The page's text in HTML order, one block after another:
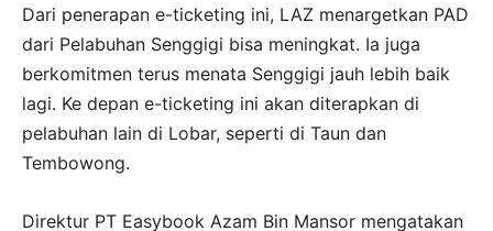
Dari penerapan e-ticketing ini, LAZ menargetkan PAD
dari Pelabuhan Senggigi bisa meningkat. Ia juga
berkomitmen terus menata Senggigi jauh lebih baik
lagi. Ke depan e-ticketing ini akan diterapkan di
pelabuhan lain di Lobar, seperti di Taun dan
Tembowong.
Direktur PT Easybook Azam Bin Mansor mengatakan